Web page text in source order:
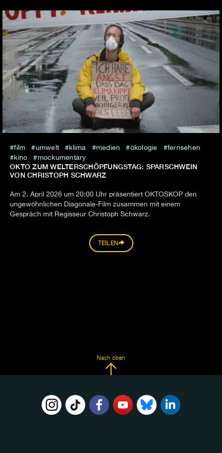
film umwelt klima medien ökologie
fernsehen
kino
mockumentary
OKTO ZUM WELTERSCHÖPFUNGSTAG: SPARSCHWEIN
VON CHRISTOPH SCHWARZ
Am 2. April 2026 um 20:00 Uhr präsentiert OKTOSKOP den
ungewöhnlichen Diagonale-Film zusammen mit einem
Gespräch mit Regisseur Christoph Schwarz.
TEILEN
Nach oben